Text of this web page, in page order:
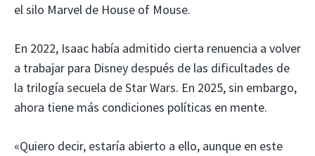
el silo Marvel de House of Mouse.
En 2022, Isaac había admitido cierta renuencia a volver
a trabajar para Disney después de las dificultades de
la trilogía secuela de Star Wars. En 2025, sin embargo,
ahora tiene más condiciones políticas en mente.
«Quiero decir, estaría abierto a ello, aunque en este